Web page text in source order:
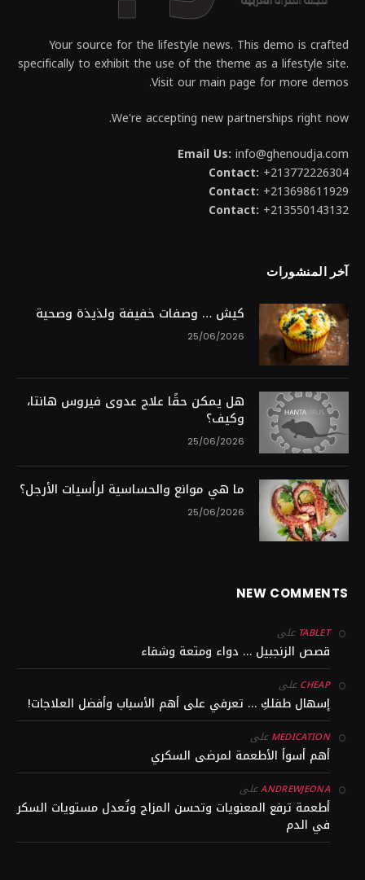
Your source for the lifestyle news. This demo is crafted
specifically to exhibit the use of the theme as a lifestyle site.
Visit our main page for more demos.
We're accepting new partnerships right now.
Email Us: info@ghenoudja.com
Contact: +213772226304
Contact: +213698611929
Contact: +213550143132
آخر المنشورات
كيش … وصفات خفيفة ولذيذة وصحية
25/06/2026
هل يمكن حقًا علاج عدوى فيروس هانتا،
وكيف؟
25/06/2026
ما هي موانع والحساسية لرأسيات الأرجل؟
25/06/2026
NEW COMMENTS
TABLET على
قصص الزنجبيل … دواء ومتعة وشفاء
CHEAPعلى
إسهال طفلكِ … تعرفي على أهم الأسباب وأفضل العلاجات!
MEDICATIONعلى
أهم أسوأ الأطعمة لمرضى السكري
ANDREWJEONAعلى
أطعمة ترفع المعنويات وتحسن المزاج وتُعدل مستويات السكر
في الدم